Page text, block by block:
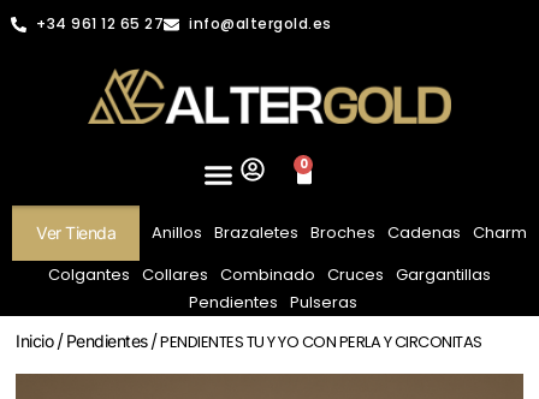
+34 961 12 65 27 info@altergold.es
0
Ver Tienda Anillos Brazaletes Broches Cadenas Charm
Colgantes Collares Combinado Cruces Gargantillas
Pendientes Pulseras
Inicio/Pendientes/ PENDIENTES TU Y YO CON PERLA Y CIRCONITAS